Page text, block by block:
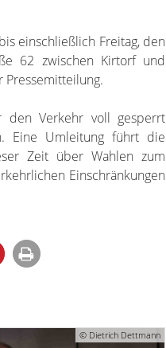
einschließlich Freitag, den
62 zwischen Kirtorf und
den Verkehr voll gesperrt
Eine Umleitung führt die
Zeit über Wahlen zum
Einschränkungen
© Dietrich Dettmann